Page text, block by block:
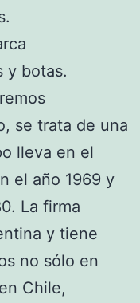
y botas.
se trata de una
lleva en el
el año 1969 y
La firma
y tiene
no sólo en
Chile,